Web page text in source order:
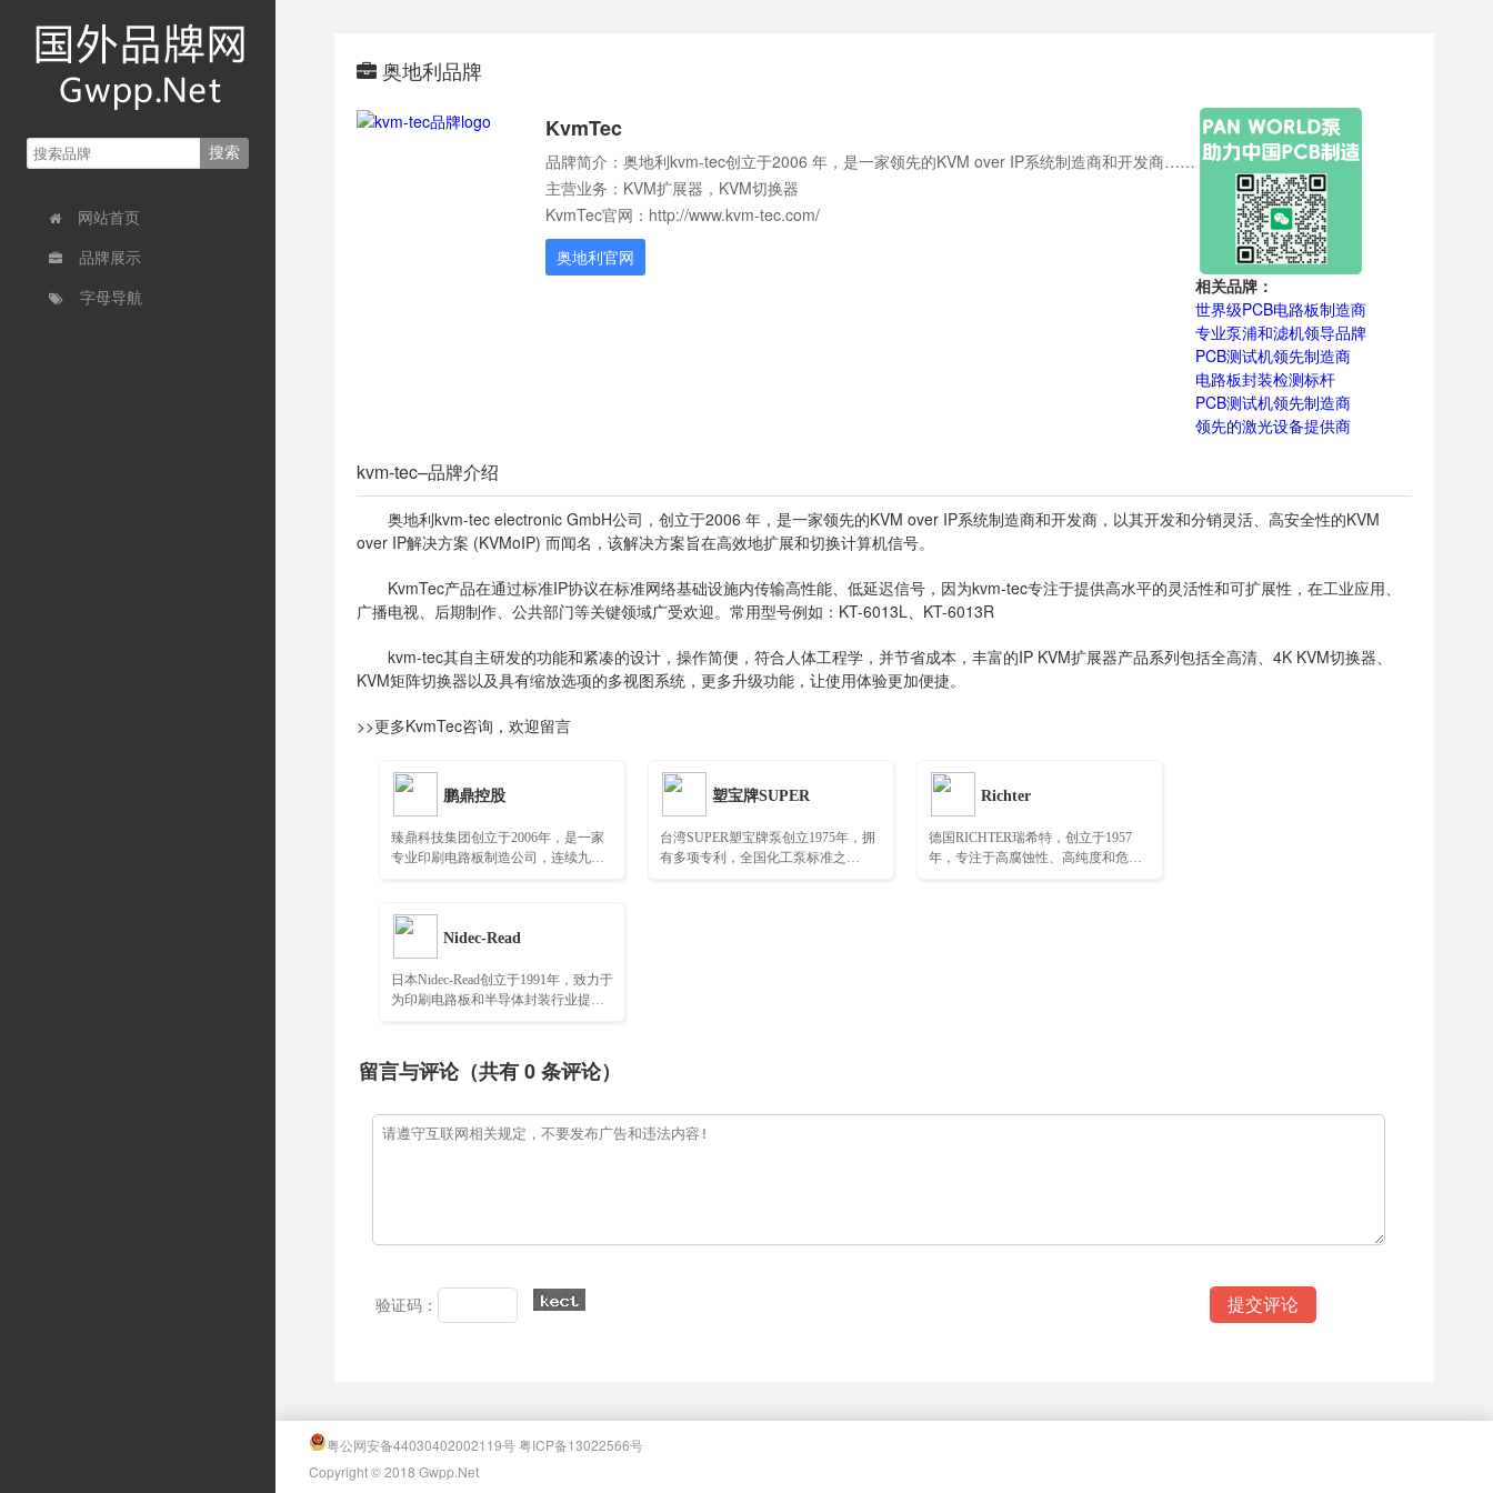
网站首页
品牌展示
字母导航
奥地利品牌
KvmTec
品牌简介：奥地利kvm-tec创立于2006 年，是一家领先的KVM over IP系统制造商和开发商……
主营业务：KVM扩展器，KVM切换器
KvmTec官网：http://www.kvm-tec.com/
奥地利官网
相关品牌：
世界级PCB电路板制造商
专业泵浦和滤机领导品牌
PCB测试机领先制造商
电路板封装检测标杆
PCB测试机领先制造商
领先的激光设备提供商
kvm-tec–品牌介绍
奥地利kvm-tec electronic GmbH公司，创立于2006 年，是一家领先的KVM over IP系统制造商和开发商，以其开发和分销灵活、高安全性的KVM
over IP解决方案 (KVMoIP) 而闻名，该解决方案旨在高效地扩展和切换计算机信号。
KvmTec产品在通过标准IP协议在标准网络基础设施内传输高性能、低延迟信号，因为kvm-tec专注于提供高水平的灵活性和可扩展性，在工业应用、
广播电视、后期制作、公共部门等关键领域广受欢迎。常用型号例如：KT-6013L、KT-6013R
kvm-tec其自主研发的功能和紧凑的设计，操作简便，符合人体工程学，并节省成本，丰富的IP KVM扩展器产品系列包括全高清、4K KVM切换器、
KVM矩阵切换器以及具有缩放选项的多视图系统，更多升级功能，让使用体验更加便捷。
>>更多KvmTec咨询，欢迎留言
鹏鼎控股
臻鼎科技集团创立于2006年，是一家
专业印刷电路板制造公司，连续九年
塑宝牌SUPER
台湾SUPER塑宝牌泵创立1975年，拥
有多项专利，全国化工泵标准之
Richter
德国RICHTER瑞希特，创立于1957
年，专注于高腐蚀性、高纯度和危险
Nidec-Read
日本Nidec-Read创立于1991年，致力于
为印刷电路板和半导体封装行业提供
留言与评论（共有0条评论）
验证码：
粤公网安备44030402002119号粤ICP备13022566号
Copyright © 2018 Gwpp.Net